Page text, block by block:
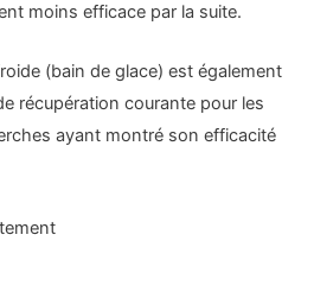
moins efficace par la suite.
(bain de glace) est également
récupération courante pour les
ayant montré son efficacité